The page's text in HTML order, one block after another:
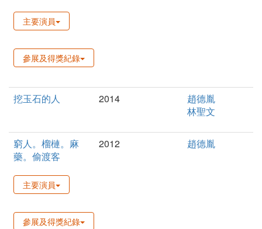
主要演員
參展及得獎紀錄
挖玉石的人 2014
趙德胤
林聖文
窮人。榴槤。麻
藥。偷渡客
2012 趙德胤
主要演員
參展及得獎紀錄